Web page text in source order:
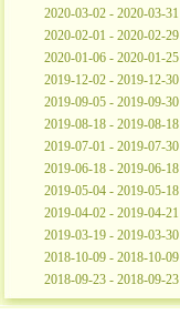
2020-03-02 - 2020-03-31
2020-02-01 - 2020-02-29
2020-01-06 - 2020-01-25
2019-12-02 - 2019-12-30
2019-09-05 - 2019-09-30
2019-08-18 - 2019-08-18
2019-07-01 - 2019-07-30
2019-06-18 - 2019-06-18
2019-05-04 - 2019-05-18
2019-04-02 - 2019-04-21
2019-03-19 - 2019-03-30
2018-10-09 - 2018-10-09
2018-09-23 - 2018-09-23